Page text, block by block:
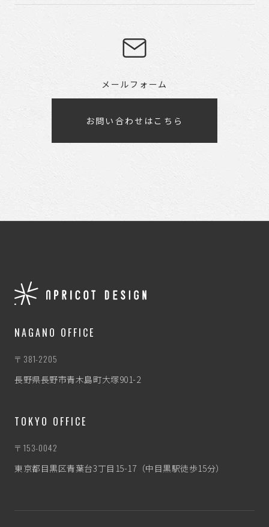
メールフォーム
お問い合わせはこちら
NAGANO OFFICE
〒381-2205
長野県長野市青木島町大塚901-2
TOKYO OFFICE
〒153-0042
東京都目黒区青葉台3丁目15-17（中目黒駅徒歩15分）